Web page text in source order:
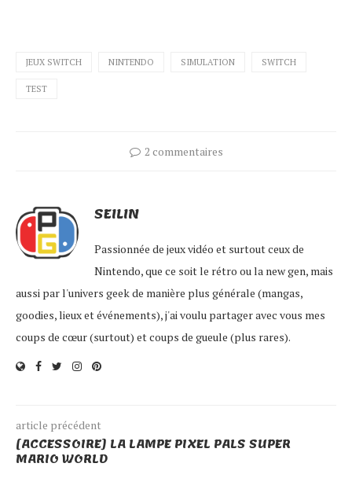
JEUX SWITCH NINTENDO SIMULATION SWITCH
TEST
2 commentaires
SEILIN
Passionnée de jeux vidéo et surtout ceux de
Nintendo, que ce soit le rétro ou la new gen, mais
aussi par l'univers geek de manière plus générale (mangas,
goodies, lieux et événements), j'ai voulu partager avec vous mes
coups de cœur (surtout) et coups de gueule (plus rares).
article précédent
[ACCESSOIRE] LA LAMPE PIXEL PALS SUPER
MARIO WORLD